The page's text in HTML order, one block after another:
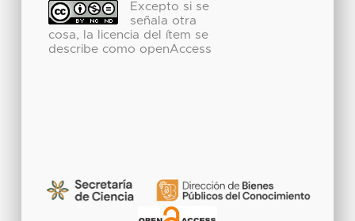
Excepto si se
señala otra
cosa, la licencia del ítem se
describe como openAccess